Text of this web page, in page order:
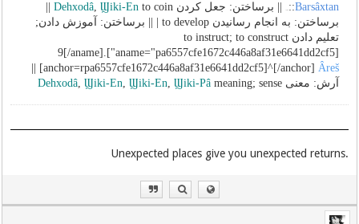
::Barsâxtan || برساختن: جعل کردن Dehxodâ, Ϣiki-En
برساختن: به انجام رسانیدن to develop | || برساختن: آموزش دادن;
تعلیم دادن to instruct; to construct
[aname="pa6557cfe1672c446a8af31e6641dd2cf5"]9[/aname].
[anchor=rpa6557cfe1672c446a8af31e6641dd2cf5]^[/anchor] Âreš
آرش: معنی
Dehxodâ, Ϣiki-En, Ϣiki-En, Ϣiki-Pâmeaning; sense
.Unexpected places give you unexpected returns